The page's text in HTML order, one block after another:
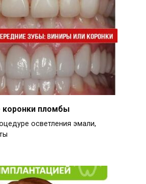
коронки пломбы
осветления эмали,